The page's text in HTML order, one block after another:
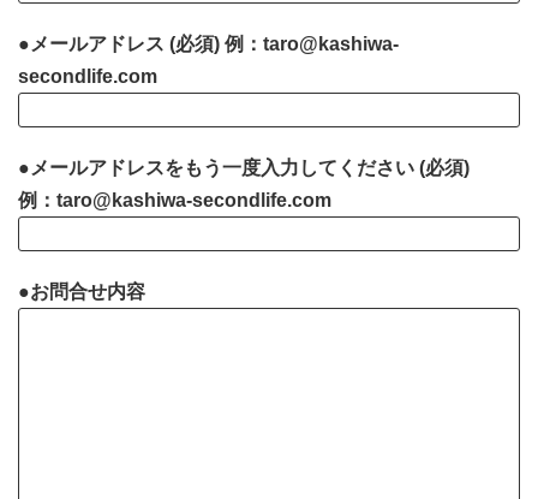
●メールアドレス (必須) 例：taro@kashiwa-
secondlife.com
●メールアドレスをもう一度入力してください (必須)
例：taro@kashiwa-secondlife.com
●お問合せ内容